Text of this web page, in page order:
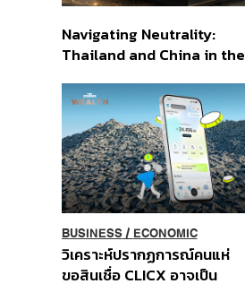
Navigating Neutrality:
Thailand and China in the
Order
BUSINESS/ ECONOMIC
วิเคราะห์ปรากฏการณ์คนแห่
ขอสินเชื่อ CLICX อาจเป็น